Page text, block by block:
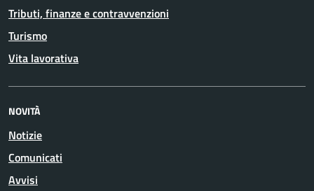
Tributi, finanze e contravvenzioni
Turismo
Vita lavorativa
NOVITÀ
Notizie
Comunicati
Avvisi